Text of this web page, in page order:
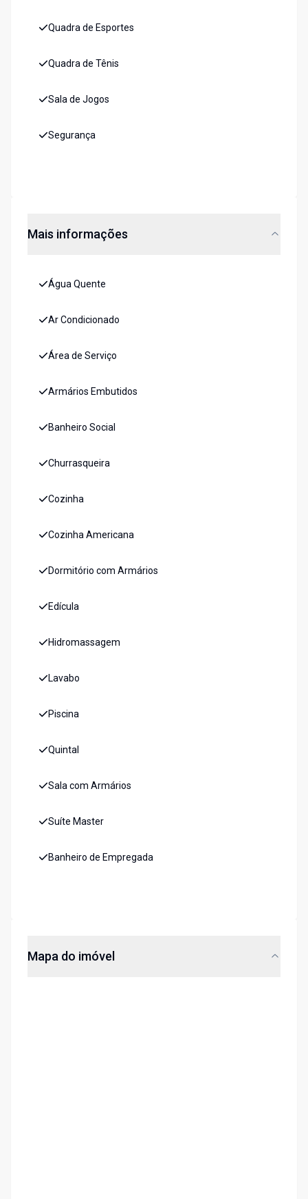
Quadra de Esportes
Quadra de Tênis
Sala de Jogos
Segurança
Mais informações
Água Quente
Ar Condicionado
Área de Serviço
Armários Embutidos
Banheiro Social
Churrasqueira
Cozinha
Cozinha Americana
Dormitório com Armários
Edícula
Hidromassagem
Lavabo
Piscina
Quintal
Sala com Armários
Suíte Master
Banheiro de Empregada
Mapa do imóvel